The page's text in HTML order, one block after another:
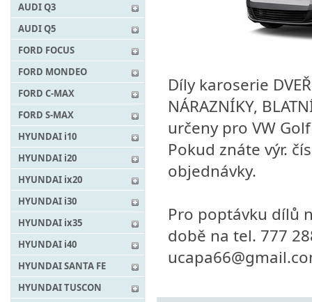
AUDI Q3
AUDI Q5
FORD FOCUS
FORD MONDEO
FORD C-MAX
FORD S-MAX
HYUNDAI i10
HYUNDAI i20
HYUNDAI ix20
HYUNDAI i30
HYUNDAI ix35
HYUNDAI i40
HYUNDAI SANTA FE
HYUNDAI TUSCON
Díly karoserie
NÁRAZNÍKY,
určeny pro VW
Pokud znáte výr.
objednávky.
Pro poptávku dílů
době na tel. 777